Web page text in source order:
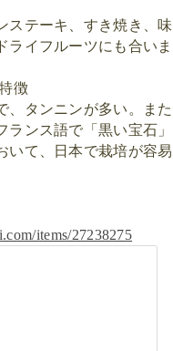
ステーキ 、すき焼き 、
ライフルーツにも合いま
徴
タンニンが多い。
ま
ランス語で「黒い宝石」
いて、日本で栽培が容
items/27238275